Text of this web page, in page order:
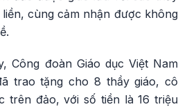
cùng cảm nhận được không
Công đoàn Giáo dục Việt Nam
trao tặng cho 8 thầy giáo, cô
trên đảo, với số tiền là 16 triệu